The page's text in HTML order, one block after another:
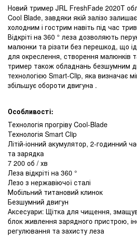
Новий тример JRL FreshFade 2020T
Cool Blade, завдяки якій залізо
холодним і гострим навіть під час
Відкріті на 360 ° леза дозволяють
малюнки та різати без перешкод, що
для окреслення, створення малюнків
тример також обладнань безшумним
технологією Smart-Clip, яка визначає
збільшує обороти двигуна .
Особливості:
Технологія прогріву Cool-Blade
Технологія Smart Clip
Літій-іонний акумулятор, 2-годинний
та зарядка
7 200 об / хв
Леза відкріті на 360 °
Лезо з нержавіючої сталі
Мобільний титановий клинок
Безшумний двигун
Аксесуари: Щітка для чищення,
блок живлення зарядного пристрою,
регулювання та захисту леза